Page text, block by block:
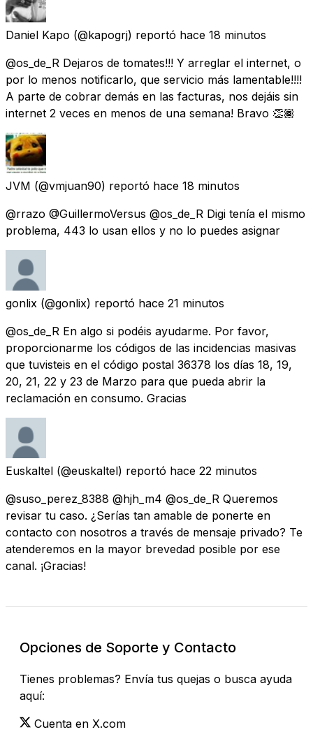
Daniel Kapo (@kapogrj) reportó hace 18 minutos
@os_de_R Dejaros de tomates!!! Y arreglar el internet, o
por lo menos notificarlo, que servicio más lamentable!!!!
A parte de cobrar demás en las facturas, nos dejáis sin
internet 2 veces en menos de una semana! Bravo 👏🏾
JVM (@vmjuan90) reportó hace 18 minutos
@rrazo @GuillermoVersus @os_de_R Digi tenía el mismo
problema, 443 lo usan ellos y no lo puedes asignar
gonlix (@gonlix) reportó hace 21 minutos
@os_de_R En algo si podéis ayudarme. Por favor,
proporcionarme los códigos de las incidencias masivas
que tuvisteis en el código postal 36378 los días 18, 19,
20, 21, 22 y 23 de Marzo para que pueda abrir la
reclamación en consumo. Gracias
Euskaltel (@euskaltel) reportó hace 22 minutos
@suso_perez_8388 @hjh_m4 @os_de_R Queremos
revisar tu caso. ¿Serías tan amable de ponerte en
contacto con nosotros a través de mensaje privado? Te
atenderemos en la mayor brevedad posible por ese
canal. ¡Gracias!
Opciones de Soporte y Contacto
Tienes problemas? Envía tus quejas o busca ayuda
aquí:
Cuenta en X.com